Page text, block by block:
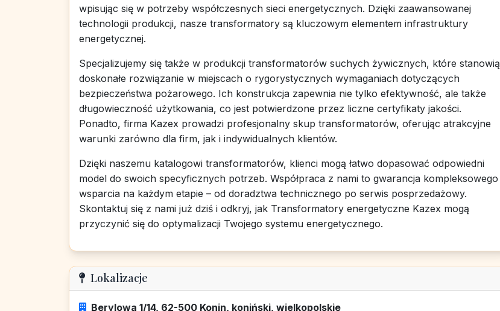
wpisując się w potrzeby współczesnych sieci energetycznych. Dzięki zaawansowanej
technologii produkcji, nasze transformatory są kluczowym elementem infrastruktury
energetycznej.
Specjalizujemy się także w produkcji transformatorów suchych żywicznych, które stanowią
doskonałe rozwiązanie w miejscach o rygorystycznych wymaganiach dotyczących
bezpieczeństwa pożarowego. Ich konstrukcja zapewnia nie tylko efektywność, ale także
długowieczność użytkowania, co jest potwierdzone przez liczne certyfikaty jakości.
Ponadto, firma Kazex prowadzi profesjonalny skup transformatorów, oferując atrakcyjne
warunki zarówno dla firm, jak i indywidualnych klientów.
Dzięki naszemu katalogowi transformatorów, klienci mogą łatwo dopasować odpowiedni
model do swoich specyficznych potrzeb. Współpraca z nami to gwarancja kompleksowego
wsparcia na każdym etapie – od doradztwa technicznego po serwis posprzedażowy.
Skontaktuj się z nami już dziś i odkryj, jak Transformatory energetyczne Kazex mogą
przyczynić się do optymalizacji Twojego systemu energetycznego.
Lokalizacje
Berylowa 1/14, 62-500 Konin, koniński, wielkopolskie